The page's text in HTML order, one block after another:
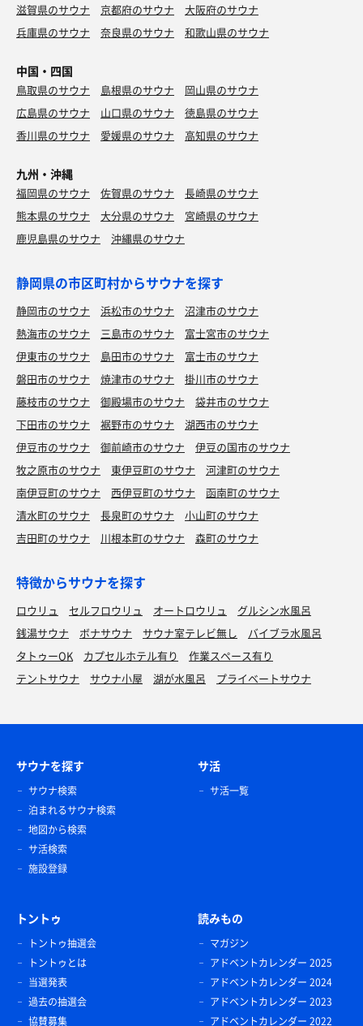
滋賀県のサウナ 京都府のサウナ
大阪府のサウナ
兵庫県のサウナ
奈良県のサウナ 和歌山県のサウナ
中国・四国
鳥取県のサウナ 島根県のサウナ
岡山県のサウナ
広島県のサウナ
山口県のサウナ
徳島県のサウナ
香川県のサウナ
愛媛県のサウナ 高知県のサウナ
九州・沖縄
福岡県のサウナ 佐賀県のサウナ
長崎県のサウナ
熊本県のサウナ
大分県のサウナ
宮崎県のサウナ
鹿児島県のサウナ
沖縄県のサウナ
静岡県の市区町村からサウナを探す
静岡市のサウナ 浜松市のサウナ
沼津市のサウナ
熱海市のサウナ
三島市のサウナ
富士宮市のサウナ
伊東市のサウナ
島田市のサウナ
富士市のサウナ
磐田市のサウナ
焼津市のサウナ
掛川市のサウナ
藤枝市のサウナ
御殿場市のサウナ
袋井市のサウナ
下田市のサウナ
裾野市のサウナ
湖西市のサウナ
伊豆市のサウナ
御前崎市のサウナ
伊豆の国市のサウナ
牧之原市のサウナ
東伊豆町のサウナ
河津町のサウナ
南伊豆町のサウナ
西伊豆町のサウナ
函南町のサウナ
清水町のサウナ
長泉町のサウナ
小山町のサウナ
吉田町のサウナ
川根本町のサウナ 森町のサウナ
特徴からサウナを探す
ロウリュ セルフロウリュ オートロウリュ
グルシン水風呂
銭湯サウナ
ボナサウナ サウナ室テレビ無し
バイブラ水風呂
タトゥーOK
カプセルホテル有り
作業スペース有り
テントサウナ
サウナ小屋 湖が水風呂 プライベートサウナ
サウナを探す
サウナ検索
泊まれるサウナ検索
地図から検索
サ活検索
施設登録
サ活
サ活一覧
トントゥ
トントゥ抽選会
トントゥとは
当選発表
過去の抽選会
協賛募集
読みもの
マガジン
アドベントカレンダー 2025
アドベントカレンダー 2024
アドベントカレンダー 2023
アドベントカレンダー 2022